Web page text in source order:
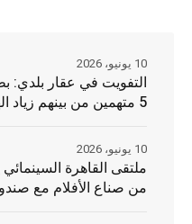
التفويت في عقار بلدي:
5 متهمين من بينهم زياد الهاني
10 يونيو، 2026
ملتقى القاهرة
من صناع الأفلام مع
10 يونيو، 2026